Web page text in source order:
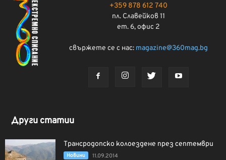
+359 878 612 740
пл. Славейков 11
ет. 6, офис 2
свържете се с нас: magazine@360mag.bg
Други статии
Трансродопско колоездене през септември
Новини 11.09.2014